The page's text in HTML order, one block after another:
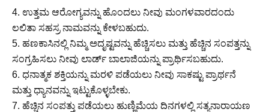
4. ಉತ್ತಮ ಆರೋಗ್ಯವನ್ನು ಹೊಂದಲು ನೀವು ಮಂಗಳವಾರದಂದು
ಲಲಿತಾ ಸಹಸ್ರ ನಾಮವನ್ನು ಕೇಳಬಹುದು.
5. ಹಣಕಾಸಿನಲ್ಲಿ ನಿಮ್ಮ ಅದೃಷ್ಟವನ್ನು ಹೆಚ್ಚಿಸಲು ಮತ್ತು ಹೆಚ್ಚಿನ ಸಂಪತ್ತನ್ನು
ಸಂಗ್ರಹಿಸಲು ನೀವು ಲಾರ್ಡ್ ಬಾಲಾಜಿಯನ್ನು ಪ್ರಾರ್ಥಿಸಬಹುದು.
6. ಧನಾತ್ಮಕ ಶಕ್ತಿಯನ್ನು ಮರಳಿ ಪಡೆಯಲು ನೀವು ಸಾಕಷ್ಟು ಪ್ರಾರ್ಥನೆ
ಮತ್ತು ಧ್ಯಾನವನ್ನು ಇಟ್ಟುಕೊಳ್ಳಬೇಕು.
7. ಹೆಚ್ಚಿನ ಸಂಪತ್ತು ಪಡೆಯಲು ಹುಣ್ಣಿಮೆಯ ದಿನಗಳಲ್ಲಿ ಸತ್ಯನಾರಾಯಣ